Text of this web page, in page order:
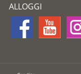
ALLOGGI